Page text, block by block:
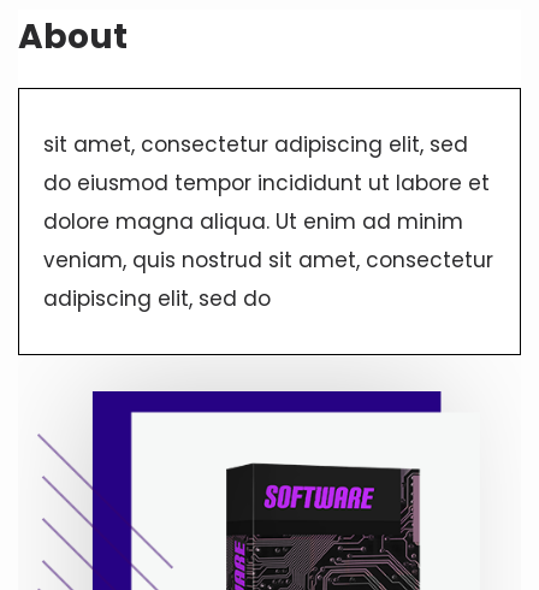
About
sit amet, consectetur adipiscing elit, sed
do eiusmod tempor incididunt ut labore et
dolore magna aliqua. Ut enim ad minim
veniam, quis nostrud sit amet, consectetur
adipiscing elit, sed do